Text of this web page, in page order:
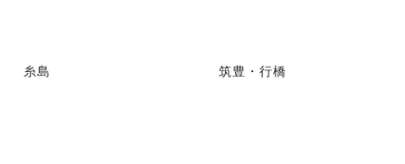
糸島 筑豊・行橋